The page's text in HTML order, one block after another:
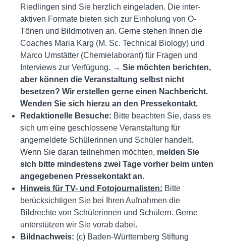
Riedlingen sind Sie herzlich eingeladen. Die inter­
aktiven Formate bieten sich zur Einholung von O-
Tönen und Bildmotiven an. Gerne stehen Ihnen die
Coaches Maria Karg (M. Sc. Technical Biology) und
Marco Umstätter (Chemielaborant) für Fragen und
Interviews zur Verfügung. → Sie möchten berichten,
aber können die Veranstaltung selbst nicht
besetzen? Wir erstellen gerne einen Nachbericht.
Wenden Sie sich hierzu an den Pressekontakt.
Redaktionelle Besuche: Bitte beachten Sie, dass es
sich um eine geschlossene Veranstaltung für
angemeldete Schülerinnen und Schüler handelt.
Wenn Sie daran teilnehmen möchten, melden Sie
sich bitte mindestens zwei Tage vorher beim unten
angegebenen Pressekontakt an.
Hinweis für TV- und Fotojournalisten: Bitte
berücksichtigen Sie bei Ihren Aufnahmen die
Bildrechte von Schülerinnen und Schülern. Gerne
unterstützen wir Sie vorab dabei.
Bildnachweis: (c) Baden-Württemberg Stiftung